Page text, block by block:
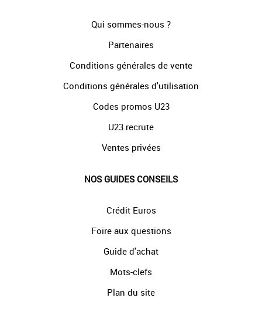
Qui sommes-nous ?
Partenaires
Conditions générales de vente
Conditions générales d'utilisation
Codes promos U23
U23 recrute
Ventes privées
NOS GUIDES CONSEILS
Crédit Euros
Foire aux questions
Guide d'achat
Mots-clefs
Plan du site